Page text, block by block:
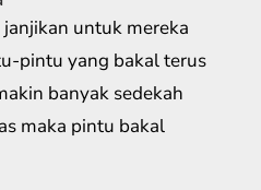
untuk mereka
pintu yang bakal terus
banyak sedekah
maka pintu bakal